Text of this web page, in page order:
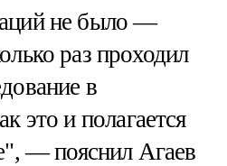
не было —
раз проходил
в
это и полагается
— пояснил Агаев